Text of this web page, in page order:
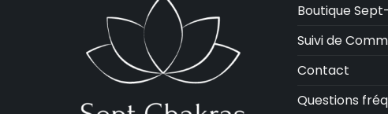
Boutique
Suivi de
Contact
Questions